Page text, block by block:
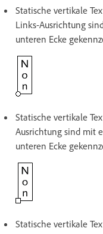
Statische vertikale
Links-Ausrichtung
unteren Ecke
Statische vertikale
Ausrichtung sind mit
unteren Ecke
Statische vertikale